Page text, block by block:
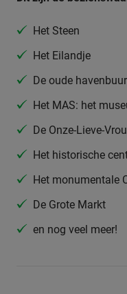
Het Steen
Het Eilandje
De oude
Het MAS: het
De Onze-Lieve-
Het historische
Het monumentale
De Grote Markt
en nog veel meer!